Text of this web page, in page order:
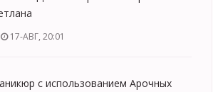
17-АВГ, 20:01
с использованием Арочных